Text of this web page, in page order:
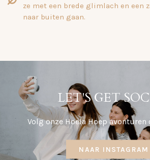
ze met een brede glimlach en een
naar buiten gaan.
LET'S GET
Volg onze Hoela Hoep
NAAR INSTAGRAM